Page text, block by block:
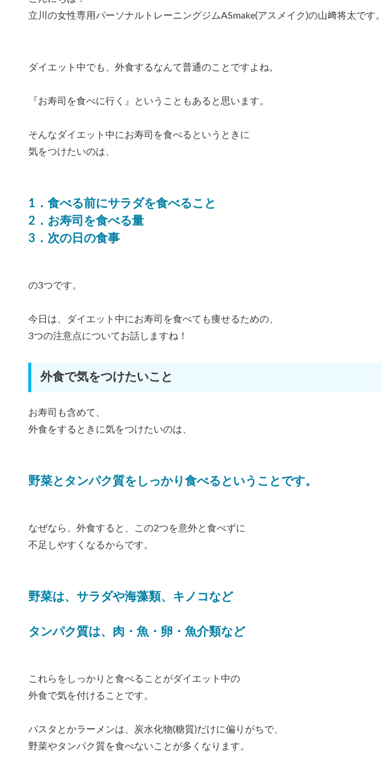
立川の女性専用パーソナルトレーニングジムASmake(アスメイク)の山﨑将太です。
ダイエット中でも、外食するなんて普通のことですよね。
『お寿司を食べに行く』ということもあると思います。
そんなダイエット中にお寿司を食べるというときに
気をつけたいのは、
1．食べる前にサラダを食べること
2．お寿司を食べる量
3．次の日の食事
の3つです。
今日は、ダイエット中にお寿司を食べても痩せるための、
3つの注意点についてお話しますね！
外食で気をつけたいこと
お寿司も含めて、
外食をするときに気をつけたいのは、
野菜とタンパク質をしっかり食べるということです。
なぜなら、外食すると、この2つを意外と食べずに
不足しやすくなるからです。
野菜は、サラダや海藻類、キノコなど
タンパク質は、肉・魚・卵・魚介類など
これらをしっかりと食べることがダイエット中の
外食で気を付けることです。
パスタとかラーメンは、炭水化物(糖質)だけに偏りがちで、
野菜やタンパク質を食べないことが多くなります。